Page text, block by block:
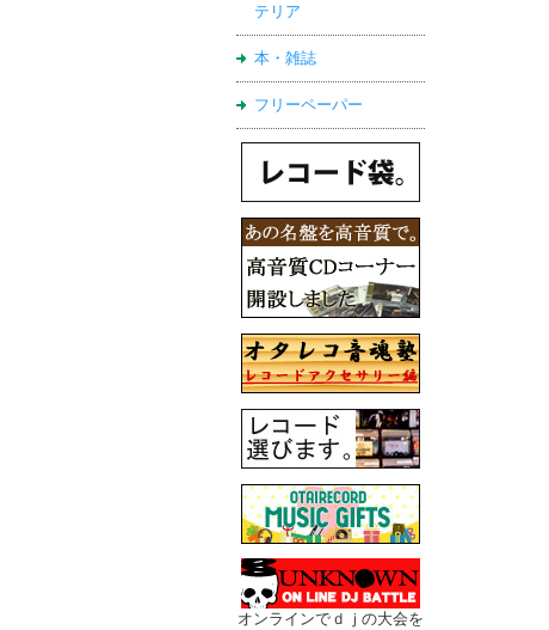
テリア
本・雑誌
フリーペーパー
オンラインでｄｊの大会を